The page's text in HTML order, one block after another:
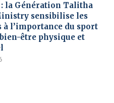
: la Génération Talitha
sensibilise les
à l’importance du sport
être physique et